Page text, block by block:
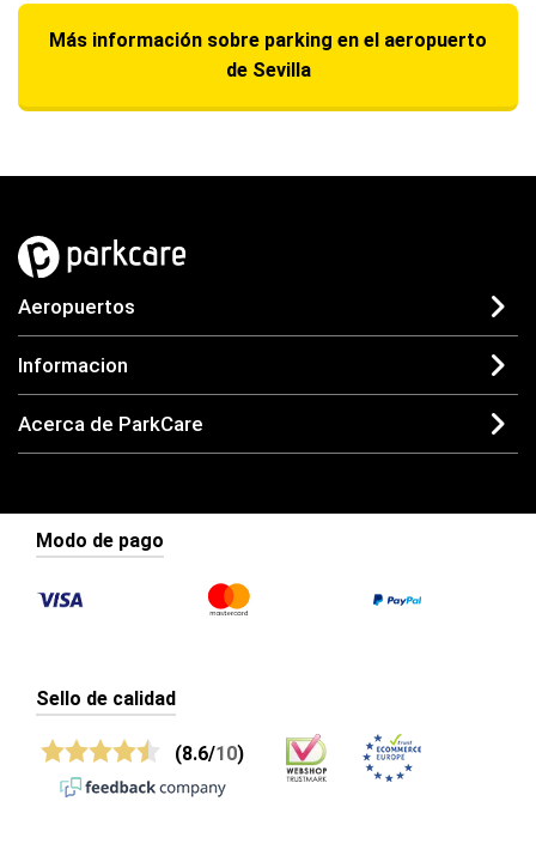
Más información sobre parking en el aeropuerto
de Sevilla
Aeropuertos
Informacion
Acerca de ParkCare
Modo de pago
Sello de calidad
(8.6/10)